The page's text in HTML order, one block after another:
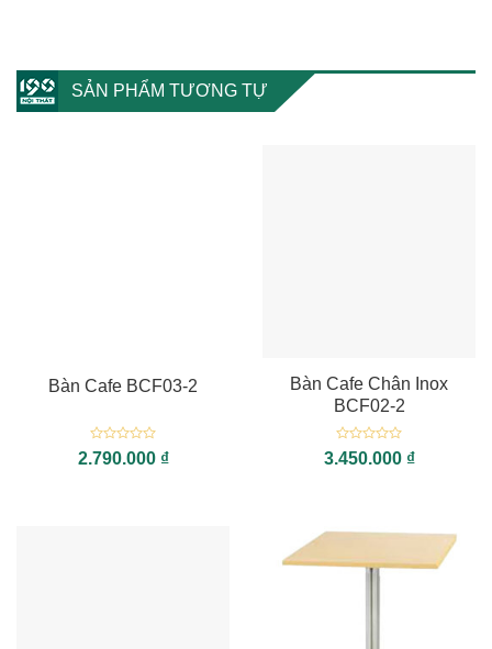
SẢN PHẨM TƯƠNG TỰ
Bàn Cafe BCF03-2
Được
xếp
2.790.000 ₫
Bàn Cafe Chân Inox
BCF02-2
Được
xếp
3.450.000 ₫